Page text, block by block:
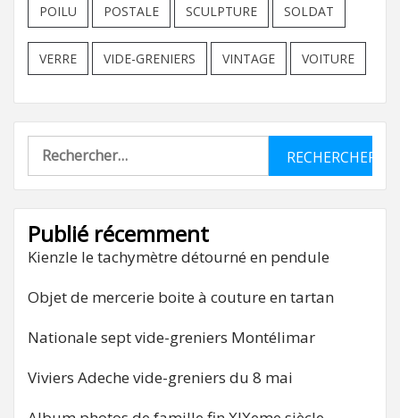
POILU POSTALE SCULPTURE SOLDAT
VERRE VIDE-GRENIERS VINTAGE VOITURE
Rechercher :
Publié récemment
Kienzle le tachymètre détourné en pendule
Objet de mercerie boite à couture en tartan
Nationale sept vide-greniers Montélimar
Viviers Adeche vide-greniers du 8 mai